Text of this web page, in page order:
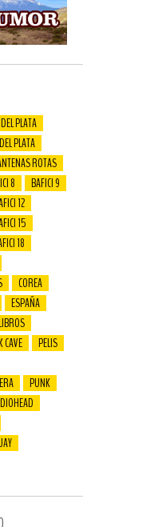
PLATA
PLATA
ROTAS
8
BAFICI 9
12
15
18
COREA
ESPAÑA
CAVE
PELIS
PUNK